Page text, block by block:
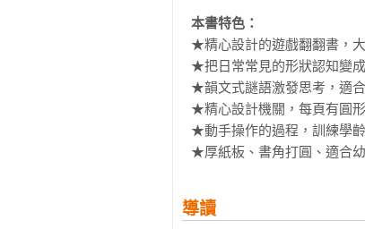
本書特色：
★精心設計的遊戲翻翻書，
★把日常常見的形狀認知變
★韻文式謎語激發思考，適
★精心設計機關，每頁有圓
★動手操作的過程，訓練學
★厚紙板、書角打圓、適合
導讀